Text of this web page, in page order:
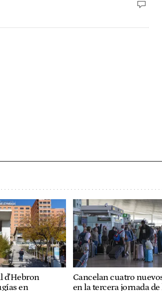
d'Hebron
en
Cancelan cuatro
en la tercera jornada